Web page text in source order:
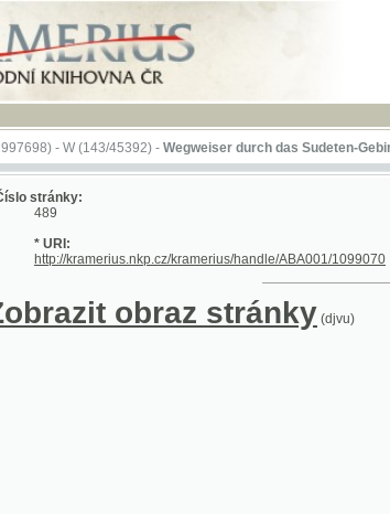
-W (143/45392)-Wegweiser durch das Sudeten-Gebirge(1/722)
stránky:
489
* URI:
http://kramerius.nkp.cz/kramerius/handle/ABA001/1099070
obraz stránky